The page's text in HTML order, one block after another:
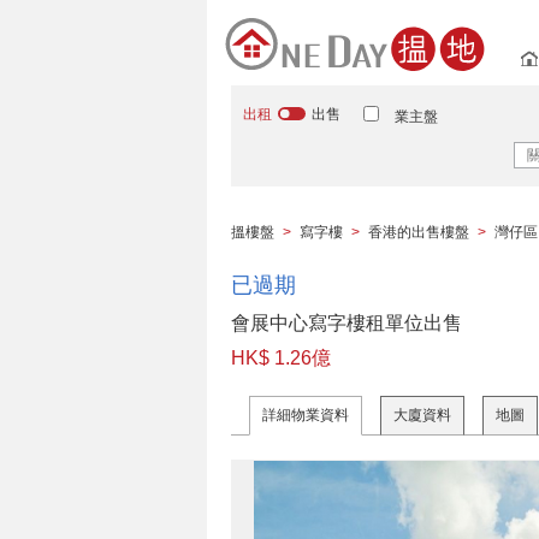
出租 出售 業主盤
搵樓盤 > 寫字樓 > 香港的出售樓盤 > 灣仔區
已過期
會展中心寫字樓租單位出售
HK$ 1.26億
詳細物業資料 大廈資料 地圖